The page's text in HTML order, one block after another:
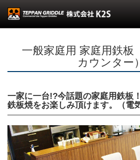
一般家庭用 家庭用鉄板
カウンター）
一家に一台!?今話題の家庭用鉄板
鉄板焼をお楽しみ頂けます。（電